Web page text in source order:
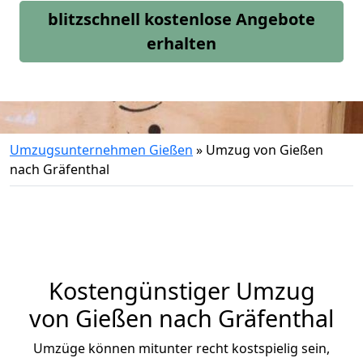
blitzschnell kostenlose Angebote
erhalten
Umzugsunternehmen Gießen » Umzug von Gießen
nach Gräfenthal
Kostengünstiger Umzug
von Gießen nach Gräfenthal
Umzüge können mitunter recht kostspielig sein,